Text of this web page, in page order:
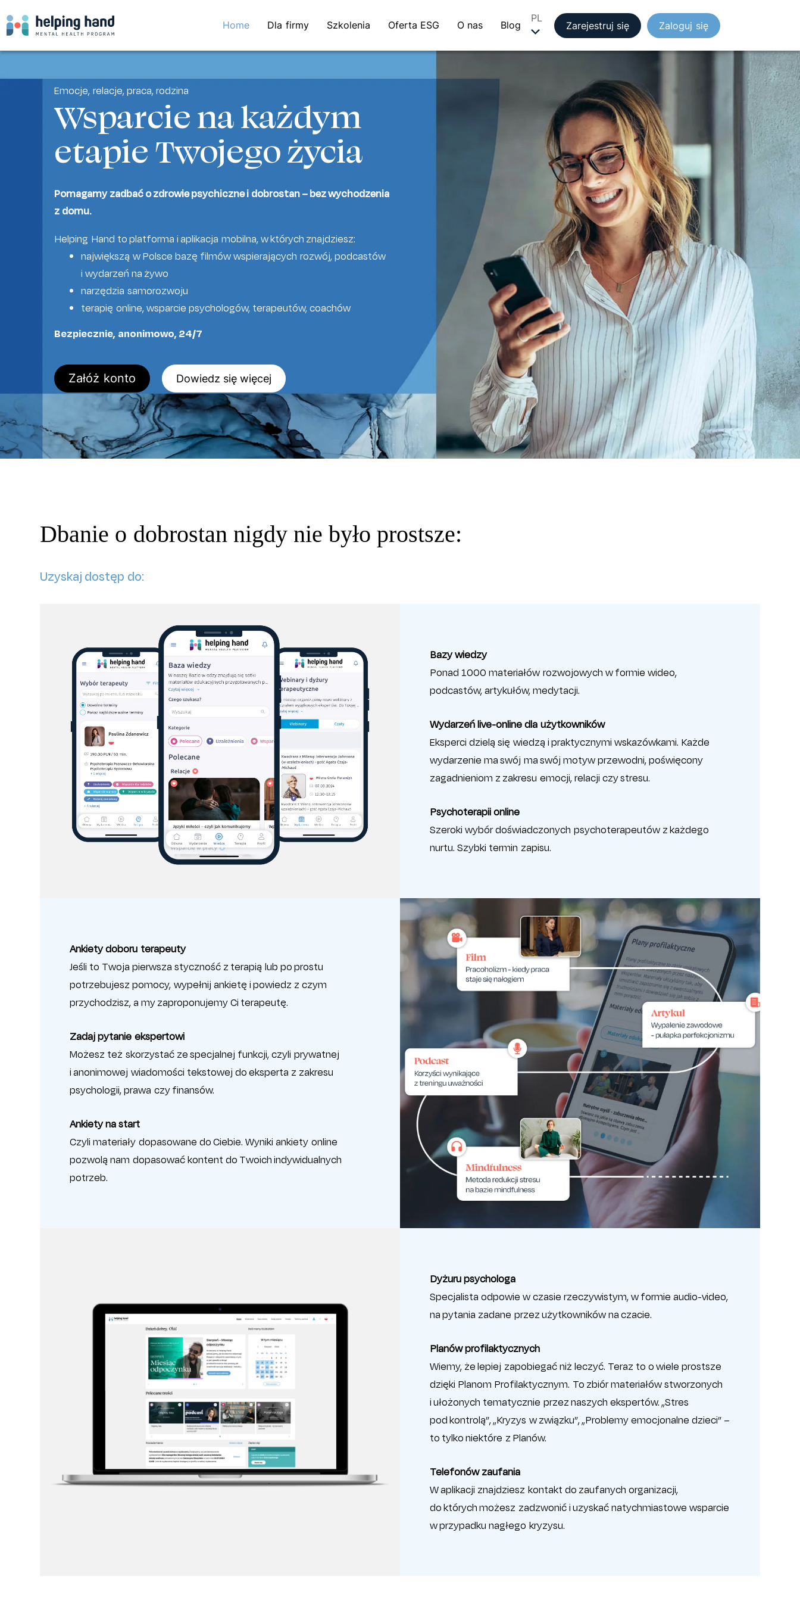
Home Dla firmy Szkolenia Oferta ESG O nas Blog
PL
Zarejestruj się Zaloguj się
Emocje, relacje, praca, rodzina
Wsparcie na każdym
etapie Twojego życia
Pomagamy zadbać o zdrowie psychiczne i dobrostan – bez wychodzenia
z domu.
Helping Hand to platforma i aplikacja mobilna, w których znajdziesz:
największą w Polsce bazę filmów wspierających rozwój, podcastów
i wydarzeń na żywo
narzędzia samorozwoju
terapię online, wsparcie psychologów, terapeutów, coachów
Bezpiecznie, anonimowo, 24/7
Załóż konto Dowiedz się więcej
Dbanie o dobrostan nigdy nie było prostsze:
Uzyskaj dostęp do:
Bazy wiedzy
Ponad 1000 materiałów rozwojowych w formie wideo,
podcastów, artykułów, medytacji.
Wydarzeń live-online dla użytkowników
Eksperci dzielą się wiedzą i praktycznymi wskazówkami. Każde
wydarzenie ma swój ma swój motyw przewodni, poświęcony
zagadnieniom z zakresu emocji, relacji czy stresu.
Psychoterapii online
Szeroki wybór doświadczonych psychoterapeutów z każdego
nurtu. Szybki termin zapisu.
Ankiety doboru terapeuty
Jeśli to Twoja pierwsza styczność z terapią lub po prostu
potrzebujesz pomocy, wypełnij ankietę i powiedz z czym
przychodzisz, a my zaproponujemy Ci terapeutę.
Zadaj pytanie ekspertowi
Możesz też skorzystać ze specjalnej funkcji, czyli prywatnej
i anonimowej wiadomości tekstowej do eksperta z zakresu
psychologii, prawa czy finansów.
Ankiety na start
Czyli materiały dopasowane do Ciebie. Wyniki ankiety online
pozwolą nam dopasować kontent do Twoich indywidualnych
potrzeb.
Dyżuru psychologa
Specjalista odpowie w czasie rzeczywistym, w formie audio-video,
na pytania zadane przez użytkowników na czacie.
Planów profilaktycznych
Wiemy, że lepiej zapobiegać niż leczyć. Teraz to o wiele prostsze
dzięki Planom Profilaktycznym. To zbiór materiałów stworzonych
i ułożonych tematycznie przez naszych ekspertów. „Stres
pod kontrolą”, „Kryzys w związku”, „Problemy emocjonalne dzieci” –
to tylko niektóre z Planów.
Telefonów zaufania
W aplikacji znajdziesz kontakt do zaufanych organizacji,
do których możesz zadzwonić i uzyskać natychmiastowe wsparcie
w przypadku nagłego kryzysu.